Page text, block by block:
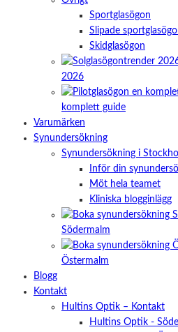
Sportglasögon
Slipade
Skidglasögon
2026
komplett guide
Varumärken
Synundersökning
Synundersökning i
Inför din
Möt hela teamet
Kliniska blogginlägg
Södermalm
Östermalm
Blogg
Kontakt
Hultins Optik – Kontakt
Hultins Optik -